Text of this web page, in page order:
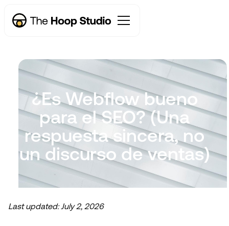
¿Es Webflow bueno
para el SEO? (Una
respuesta sincera, no
un discurso de ventas)
Ahora emprendemos nuevos proyectos
Last updated:July 2, 2026